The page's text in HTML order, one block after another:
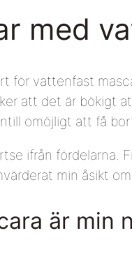
med
för vattenfast
att det är bökigt
omöjligt att få
ifrån fördelarna.
min åsikt
är min